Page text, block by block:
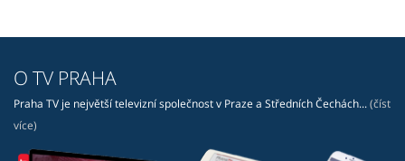
O TV PRAHA
Praha TV je největší televizní společnost v Praze a Středních Čechách...(číst
více)